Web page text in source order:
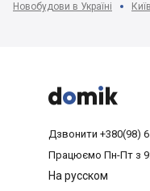
Новобудови в Україні Київ



Дзвонити +380(98)
Працюємо Пн-Пт з
На русском